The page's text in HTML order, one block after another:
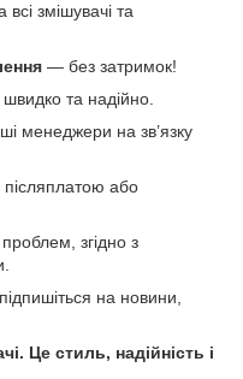
всі змішувачі та
— без затримок!
та надійно.
менеджери на зв’язку
або
згідно з
на новини,
Це стиль, надійність і